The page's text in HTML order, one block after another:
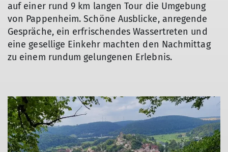
auf einer rund 9 km langen Tour die Umgebung
von Pappenheim. Schöne Ausblicke, anregende
Gespräche, ein erfrischendes Wassertreten und
eine gesellige Einkehr machten den Nachmittag
zu einem rundum gelungenen Erlebnis.